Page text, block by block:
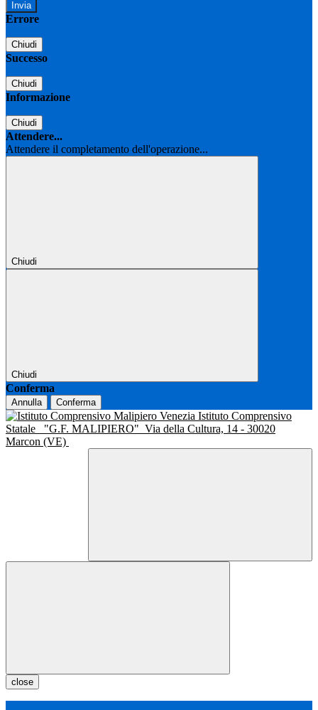
Errore
Chiudi
Successo
Chiudi
Informazione
Chiudi
Attendere...
Attendere il completamento dell'operazione...
Chiudi
Chiudi
Conferma
Annulla Conferma
Istituto Comprensivo
Statale
"G.F. MALIPIERO" Via della Cultura, 14 - 30020
Marcon (VE)
close